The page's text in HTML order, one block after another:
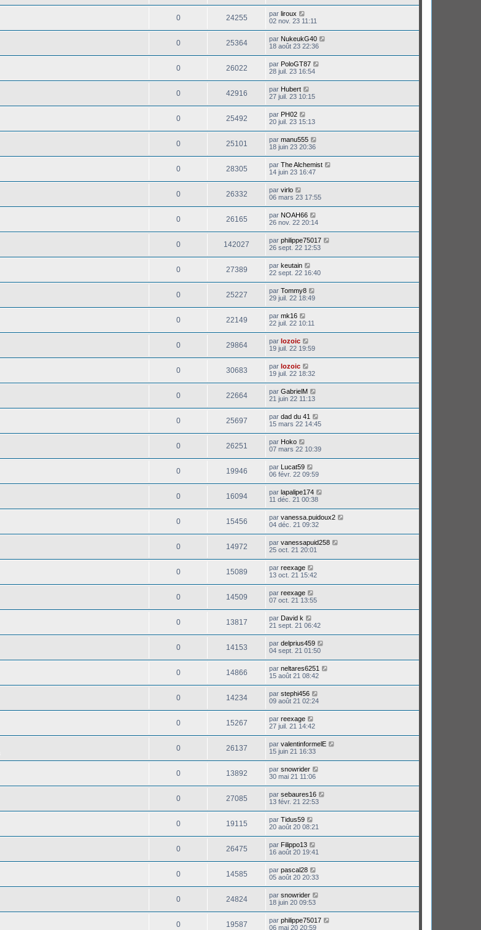
0 24255 par liroux
02 nov. 23 11:11
0 25364 par NukeukG40
18 août 23 22:36
0 26022 par PoloGT87
28 juil. 23 16:54
0 42916 par Hubert
27 juil. 23 10:15
0 25492 par PH02
20 juil. 23 15:13
0 25101 par manu555
18 juin 23 20:36
0 28305 par The Alchemist
14 juin 23 16:47
0 26332 par virlo
06 mars 23 17:55
0 26165 par NOAH66
26 nov. 22 20:14
0 142027 par philippe75017
26 sept. 22 12:53
0 27389 par keutain
22 sept. 22 16:40
0 25227 par Tommy8
29 juil. 22 18:49
0 22149 par mk16
22 juil. 22 10:11
0 29864 par lozoic
19 juil. 22 19:59
0 30683 par lozoic
19 juil. 22 18:32
0 22664 par GabrielM
21 juin 22 11:13
0 25697 par dad du 41
15 mars 22 14:45
0 26251 par Hoko
07 mars 22 10:39
0 19946 par Lucat59
06 févr. 22 09:59
0 16094 par lapalipe174
11 déc. 21 00:38
0 15456 par vanessa.puidoux2
04 déc. 21 09:32
0 14972 par vanessapuid258
25 oct. 21 20:01
0 15089 par reexage
13 oct. 21 15:42
0 14509 par reexage
07 oct. 21 13:55
0 13817 par David k
21 sept. 21 06:42
0 14153 par delprius459
04 sept. 21 01:50
0 14866 par neltares6251
15 août 21 08:42
0 14234 par stephi456
09 août 21 02:24
0 15267 par reexage
27 juil. 21 14:42
0 26137 par valentinformelE
15 juin 21 16:33
0 13892 par snowrider
30 mai 21 11:06
0 27085 par sebaures16
13 févr. 21 22:53
0 19115 par Tidus59
20 août 20 08:21
0 26475 par Filippo13
16 août 20 19:41
0 14585 par pascal28
05 août 20 20:33
0 24824 par snowrider
18 juin 20 09:53
0 19587 par philippe75017
06 mai 20 20:59